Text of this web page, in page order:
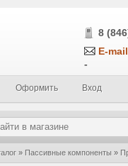
8
E-
-
Оформить Вход
» Пассивные компоненты »